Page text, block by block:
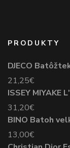
PRODUKTY
DJECO
21,25€
ISSEY MIYAKE
31,20€
BINO Batoh
13,00€